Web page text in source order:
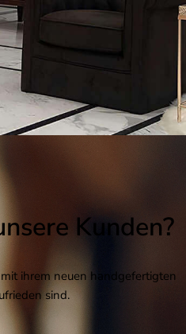
Kunden?
ihrem neuen handgefertigten
sind.